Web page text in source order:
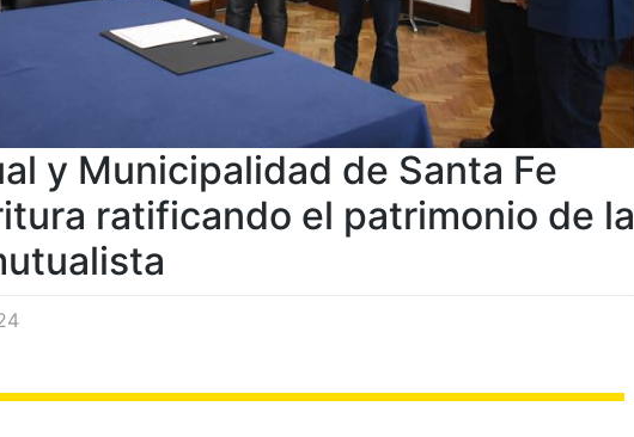
y Municipalidad de Santa Fe
ratificando el patrimonio de la